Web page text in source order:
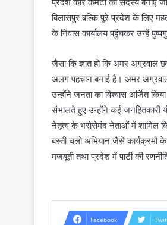
बिलासपुर बल्कि पूरे प्रदेश के लिए
के निवास कार्यालय पहुंचकर उन्हें
जैसा कि ज्ञात हो कि अमर अग्रवाल
अलग पहचान बनाई है। अमर अग्रवाल
उन्होंने जनता का विश्वास अर्जित
संभालते हुए उन्होंने कई जनहितकारी
नेतृत्व के भरोसेमंद नेताओं में शामिल
बस्ती चलो अभियान जैसे कार्यक्रमों
मजबूती तथा प्रदेश में पार्टी की
Facebook